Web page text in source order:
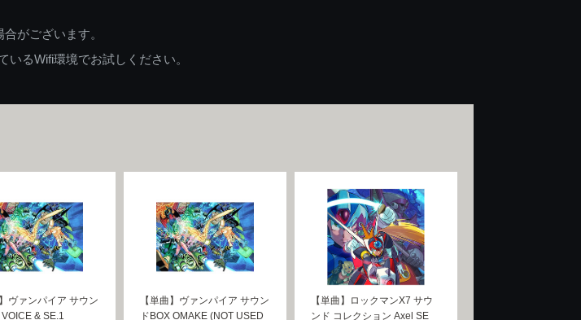
がございます。
るWifi環境でお試しください。
】ヴァンパイア サウン
VOICE & SE.1
【単曲】ヴァンパイア サウン
ドBOX OMAKE (NOT USED
【単曲】ロックマンX7 サウ
ンド コレクション Axel SE